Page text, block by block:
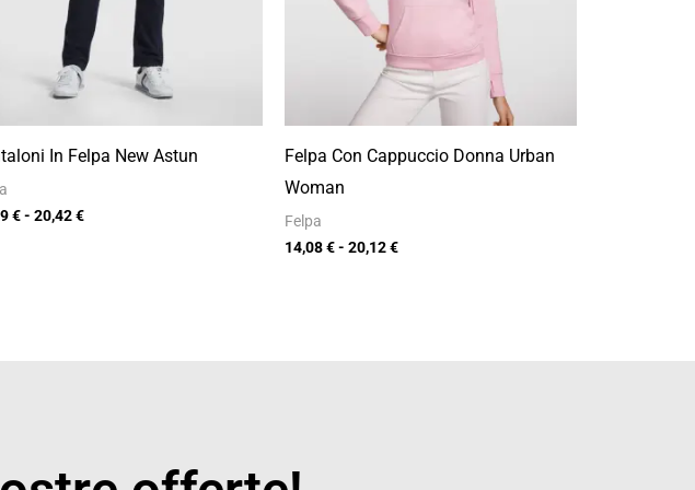
In Felpa New Astun
€- 20,42€
Felpa Con Cappuccio Donna Urban
Woman
Felpa
14,08€- 20,12€